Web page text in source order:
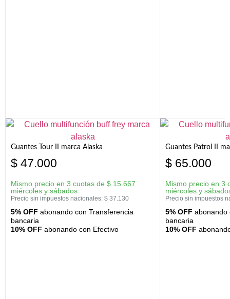
Guantes Tour II marca Alaska
$ 47.000
Mismo precio en 3 cuotas de $ 15.667
miércoles y sábados
Precio sin impuestos nacionales: $ 37.130
5% OFF abonando con Transferencia
bancaria
10% OFF abonando con Efectivo
Guantes Patrol II
$ 65.000
Mismo precio en 3
miércoles y
Precio sin impuestos
5% OFF abonando
bancaria
10% OFF